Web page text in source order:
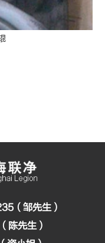
（邹先生）
陈先生）